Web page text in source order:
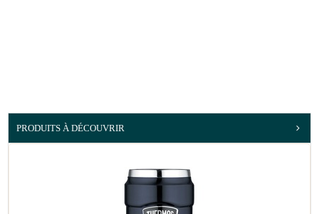
PRODUITS À DÉCOUVRIR